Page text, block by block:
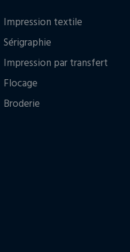
Impression textile
Sérigraphie
Impression par transfert
Flocage
Broderie